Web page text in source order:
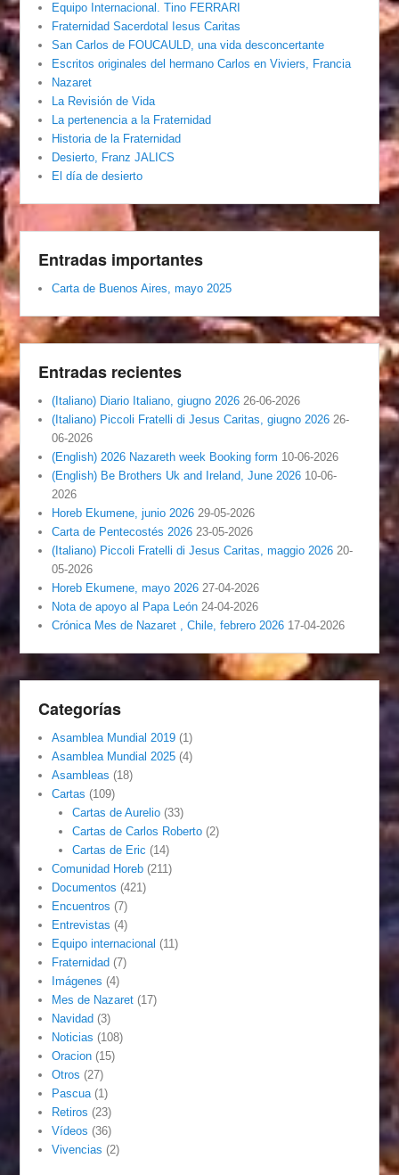
Equipo Internacional. Tino FERRARI
Fraternidad Sacerdotal Iesus Caritas
San Carlos de FOUCAULD, una vida desconcertante
Escritos originales del hermano Carlos en Viviers, Francia
Nazaret
La Revisión de Vida
La pertenencia a la Fraternidad
Historia de la Fraternidad
Desierto, Franz JALICS
El día de desierto
Entradas importantes
Carta de Buenos Aires, mayo 2025
Entradas recientes
(Italiano) Diario Italiano, giugno 2026 26-06-2026
(Italiano) Piccoli Fratelli di Jesus Caritas, giugno 2026 26-
06-2026
(English) 2026 Nazareth week Booking form 10-06-2026
(English) Be Brothers Uk and Ireland, June 2026 10-06-
2026
Horeb Ekumene, junio 2026 29-05-2026
Carta de Pentecostés 2026 23-05-2026
(Italiano) Piccoli Fratelli di Jesus Caritas, maggio 2026 20-
05-2026
Horeb Ekumene, mayo 2026 27-04-2026
Nota de apoyo al Papa León 24-04-2026
Crónica Mes de Nazaret , Chile, febrero 2026 17-04-2026
Categorías
Asamblea Mundial 2019 (1)
Asamblea Mundial 2025 (4)
Asambleas (18)
Cartas (109)
Cartas de Aurelio(33)
Cartas de Carlos Roberto(2)
Cartas de Eric (14)
Comunidad Horeb (211)
Documentos (421)
Encuentros (7)
Entrevistas (4)
Equipo internacional (11)
Fraternidad (7)
Imágenes (4)
Mes de Nazaret (17)
Navidad (3)
Noticias (108)
Oracion (15)
Otros (27)
Pascua(1)
Retiros (23)
Vídeos (36)
Vivencias (2)